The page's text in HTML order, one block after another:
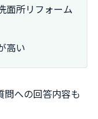
面所リフォーム
高い
への回答内容も